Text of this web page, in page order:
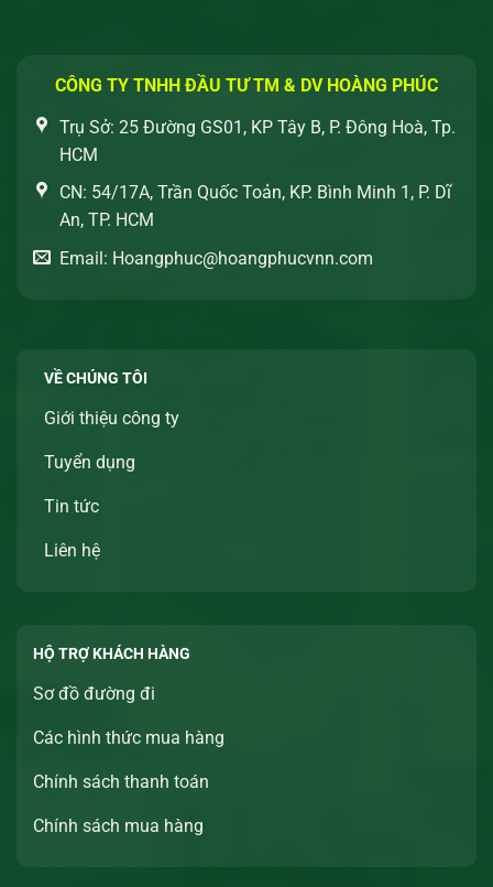
CÔNG TY TNHH ĐẦU TƯ TM & DV HOÀNG PHÚC
Trụ Sở: 25 Đường GS01, KP Tây B, P. Đông Hoà, Tp.
HCM
CN: 54/17A, Trần Quốc Toản, KP. Bình Minh 1, P. Dĩ
An, TP. HCM
Email: Hoangphuc@hoangphucvnn.com
VỀ CHÚNG TÔI
Giới thiệu công ty
Tuyển dụng
Tin tức
Liên hệ
HỘ TRỢ KHÁCH HÀNG
Sơ đồ đường đi
Các hình thức mua hàng
Chính sách thanh toán
Chính sách mua hàng